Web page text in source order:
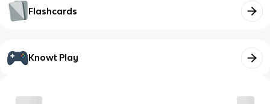
Flashcards
Knowt Play